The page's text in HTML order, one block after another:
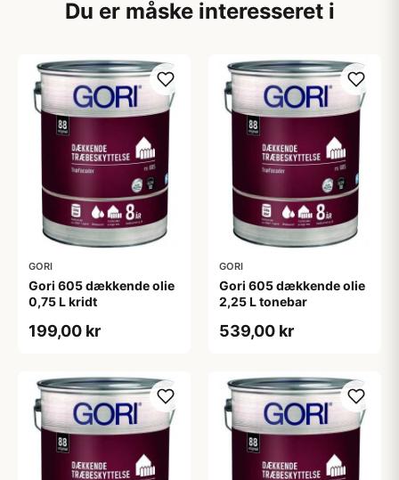
Du er måske interesseret i
GORI
Gori 605 dækkende olie
0,75 L kridt
199,00 kr
GORI
Gori 605 dækkende olie
2,25 L tonebar
539,00 kr